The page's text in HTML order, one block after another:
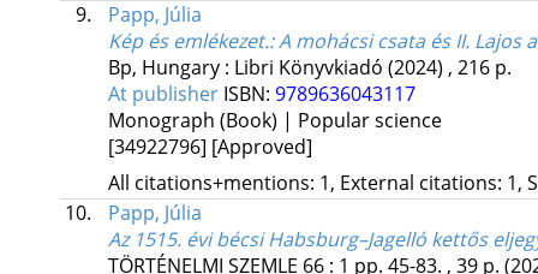
9.
Papp, Júlia
Kép és emlékezet.: A mohácsi csata és II. Lajos
Bp, Hungary : Libri Könyvkiadó (2024) , 216 p.
At publisher ISBN: 9789636043117
Monograph (Book) | Popular science
[34922796] [Approved]
All citations+mentions: 1, External citations: 1,
10.
Papp, Júlia
Az 1515. évi bécsi Habsburg–Jagelló kettős
TÖRTÉNELMI SZEMLE 66: 1 pp. 45-83. , 39 p.